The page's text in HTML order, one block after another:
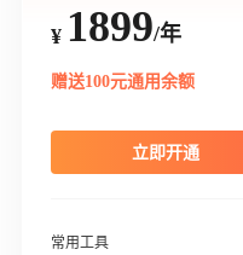
¥ 1899/年
赠送100元通用余额
立即开通
常用工具